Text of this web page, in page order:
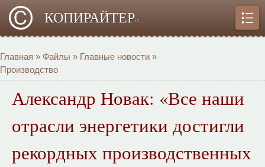
КОПИРАЙТЕРα
Главная » Файлы » Главные новости »
Производство
Александр Новак: «Все наши
отрасли энергетики достигли
рекордных производственных